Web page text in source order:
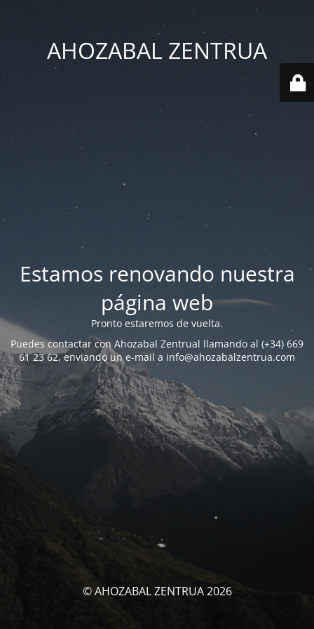
AHOZABAL ZENTRUA
Estamos renovando nuestra
página web
Pronto estaremos de vuelta.
Puedes contactar con Ahozabal Zentrual llamando al (+34) 669
61 23 62, enviando un e-mail a info@ahozabalzentrua.com
© AHOZABAL ZENTRUA 2026